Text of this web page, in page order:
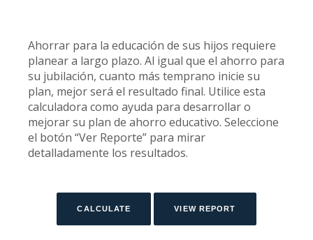
Ahorrar para la educación de sus hijos requiere
planear a largo plazo. Al igual que el ahorro para
su jubilación, cuanto más temprano inicie su
plan, mejor será el resultado final. Utilice esta
calculadora como ayuda para desarrollar o
mejorar su plan de ahorro educativo. Seleccione
el botón “Ver Reporte” para mirar
detalladamente los resultados.